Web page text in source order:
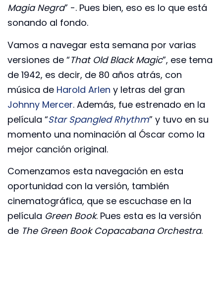
Magia Negra” -. Pues bien, eso es lo que está
sonando al fondo.
Vamos a navegar esta semana por varias
versiones de “That Old Black Magic”, ese tema
de 1942, es decir, de 80 años atrás, con
música de Harold Arlen y letras del gran
Johnny Mercer. Además, fue estrenado en la
película “Star Spangled Rhythm” y tuvo en su
momento una nominación al Óscar como la
mejor canción original.
Comenzamos esta navegación en esta
oportunidad con la versión, también
cinematográfica, que se escuchase en la
película Green Book. Pues esta es la versión
de The Green Book Copacabana Orchestra.